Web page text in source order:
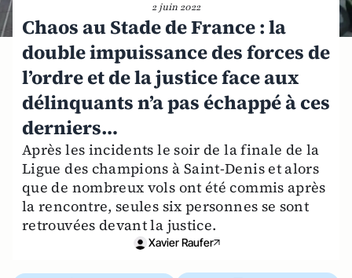
2 juin 2022
Chaos au Stade de France : la
double impuissance des forces de
l’ordre et de la justice face aux
délinquants n’a pas échappé à ces
derniers…
Après les incidents le soir de la finale de la
Ligue des champions à Saint-Denis et alors
que de nombreux vols ont été commis après
la rencontre, seules six personnes se sont
retrouvées devant la justice.
Xavier Raufer